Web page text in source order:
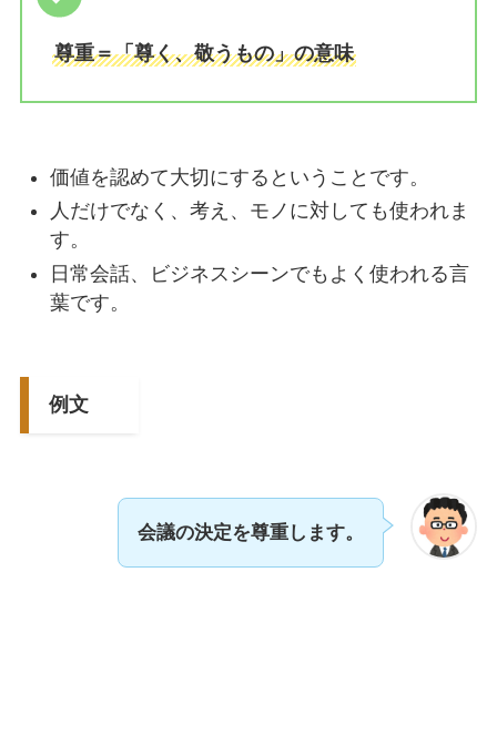
尊重＝「尊く、敬うもの」の意味
価値を認めて大切にするということです。
人だけでなく、考え、モノに対しても使われま
す。
日常会話、ビジネスシーンでもよく使われる言
葉です。
例文
会議の決定を尊重します。